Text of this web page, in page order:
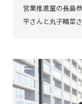
営業推進室の長島
平さんと丸子晴菜